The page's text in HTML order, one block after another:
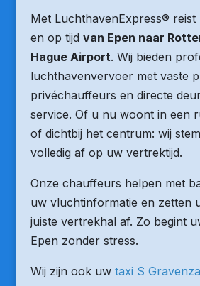
Met LuchthavenExpress®
en op tijd van Epen naar
Hague Airport. Wij bieden
luchthavenvervoer met vaste
privéchauffeurs en directe
service. Of u nu woont in een
of dichtbij het centrum: wij
volledig af op uw vertrektijd.
Onze chauffeurs helpen met
uw vluchtinformatie en zetten
juiste vertrekhal af. Zo begint
Epen zonder stress.
Wij zijn ook uw taxi S